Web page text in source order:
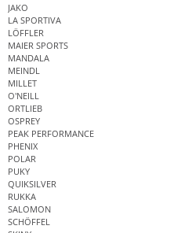
JAKO
LA SPORTIVA
LÖFFLER
MAIER SPORTS
MANDALA
MEINDL
MILLET
O'NEILL
ORTLIEB
OSPREY
PEAK PERFORMANCE
PHENIX
POLAR
PUKY
QUIKSILVER
RUKKA
SALOMON
SCHÖFFEL